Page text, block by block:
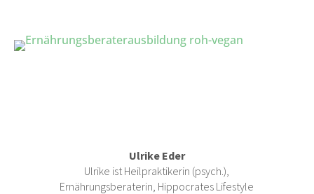
Ulrike Eder
Ulrike ist Heilpraktikerin (psych.),
Ernährungsberaterin, Hippocrates Lifestyle